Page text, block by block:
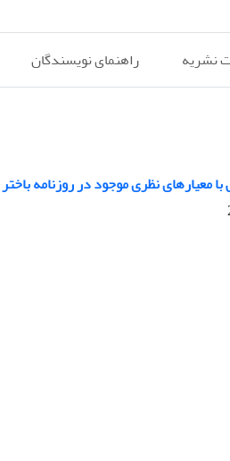
نشریه راهنمای نویسندگان
معیارهای نظری موجود در روزنامه